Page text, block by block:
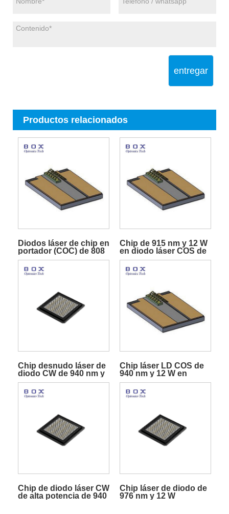
entregar
Productos relacionados
Diodos láser de chip en
portador (COC) de 808
nm y 12 W
Chip de 915 nm y 12 W
en diodo láser COS de
submontaje
Chip desnudo láser de
diodo CW de 940 nm y
12 W
Chip láser LD COS de
940 nm y 12 W en
submontaje
Chip de diodo láser CW
de alta potencia de 940
Chip láser de diodo de
976 nm y 12 W